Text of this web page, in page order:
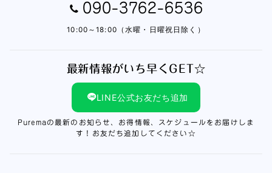
090-3762-6536
10:00～18:00（水曜・日曜祝日除く）
最新情報がいち早くGET☆
LINE公式お友だち追加
Puremaの最新のお知らせ、お得情報、スケジュールをお届けしま
す！お友だち追加してください☆